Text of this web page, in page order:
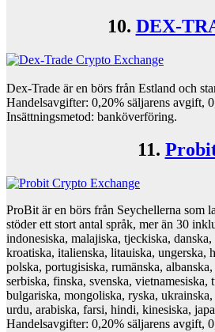
10. DEX-
Dex-Trade är en börs från Estland och
Handelsavgifter: 0,20% säljarens avgift,
Insättningsmetod: banköverföring.
11.
ProBit är en börs från Seychellerna som
stöder ett stort antal språk, mer än 30
indonesiska, malajiska, tjeckiska,
kroatiska, italienska, litauiska, ungerska,
polska, portugisiska, rumänska,
serbiska, finska, svenska, vietnamesiska,
bulgariska, mongoliska, ryska,
urdu, arabiska, farsi, hindi, kinesiska,
Handelsavgifter: 0,20% säljarens avgift,